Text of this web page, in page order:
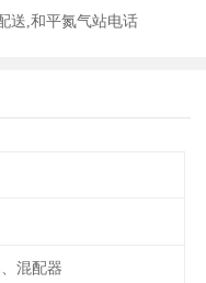
送,和平氮气站电话
混配器